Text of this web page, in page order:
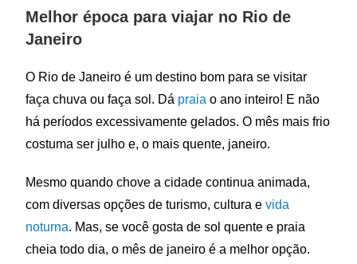
Melhor época para viajar no Rio de
Janeiro
O Rio de Janeiro é um destino bom para se visitar
faça chuva ou faça sol. Dá praiao ano inteiro! E não
há períodos excessivamente gelados. O mês mais frio
costuma ser julho e, o mais quente, janeiro.
Mesmo quando chove a cidade continua animada,
com diversas opções de turismo, cultura evida
noturna. Mas, se você gosta de sol quente e praia
cheia todo dia, o mês de janeiro é a melhor opção.